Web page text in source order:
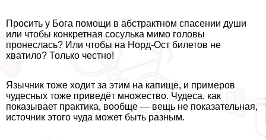
Просить у Бога помощи в абстpaктном спасении души
или чтобы конкретная сосулька мимо головы
пронеслась? Или чтобы на Норд-Ост билетов не
хватило? Только честно!
Язычник тоже ходит за этим на капище, и примеров
чудесных тоже приведёт множество. Чудеса, как
показывает пpaктика, вообще — вещь не показательная,
источник этого чуда может быть разным.